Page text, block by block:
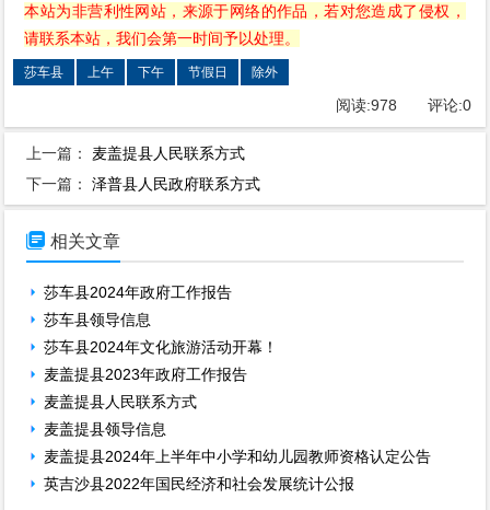
本站为非营利性网站，来源于网络的作品，若对您造成了侵权，
请联系本站，我们会第一时间予以处理。
莎车县 上午 下午 节假日 除外
阅读:978 评论:0
上一篇： 麦盖提县人民联系方式
下一篇：泽普县人民政府联系方式
 相关文章
莎车县2024年政府工作报告
莎车县领导信息
莎车县2024年文化旅游活动开幕！
麦盖提县2023年政府工作报告
麦盖提县人民联系方式
麦盖提县领导信息
麦盖提县2024年上半年中小学和幼儿园教师资格认定公告
英吉沙县2022年国民经济和社会发展统计公报